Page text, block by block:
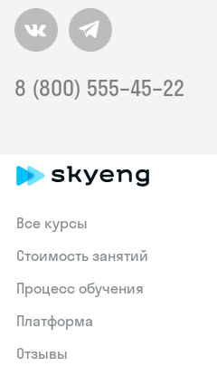
8 (800) 555–45–22
Все курсы
Стоимость занятий
Процесс обучения
Платформа
Отзывы